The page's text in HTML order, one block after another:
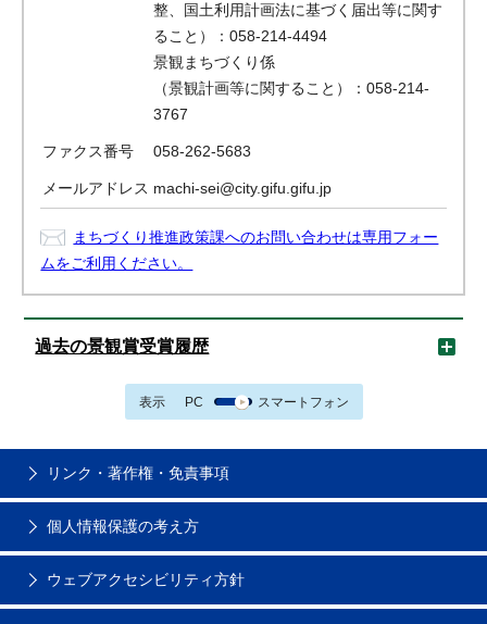
整、国土利用計画法に基づく届出等に関す
ること）：058-214-4494
景観まちづくり係
（景観計画等に関すること）：058-214-
3767
ファクス番号 058-262-5683
メールアドレス machi-sei@city.gifu.gifu.jp
まちづくり推進政策課へのお問い合わせは専用フォー
ムをご利用ください。
過去の景観賞受賞履歴
表示 PC スマートフォン
リンク・著作権・免責事項
個人情報保護の考え方
ウェブアクセシビリティ方針